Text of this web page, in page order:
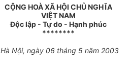
CỘNG HOÀ XÃ HỘI CHỦ NGHĨA
VIỆT NAM
Độc lập - Tự do - Hạnh phúc
********
Hà Nội, ngày 06 tháng 5 năm 2003